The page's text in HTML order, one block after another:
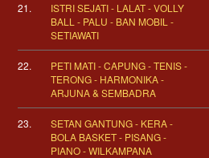
21.
ISTRI SEJATI - LALAT - VOLLY
BALL - PALU - BAN MOBIL -
SETIAWATI
22.
PETI MATI - CAPUNG - TENIS -
TERONG - HARMONIKA -
ARJUNA & SEMBADRA
23.
SETAN GANTUNG - KERA -
BOLA BASKET - PISANG -
PIANO - WILKAMPANA